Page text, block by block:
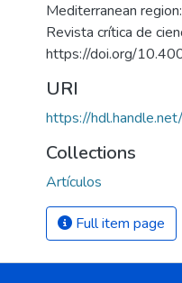
Mediterranean
Revista crítica de
https://doi.org/
URI
https://
Collections
Artículos
Full item page